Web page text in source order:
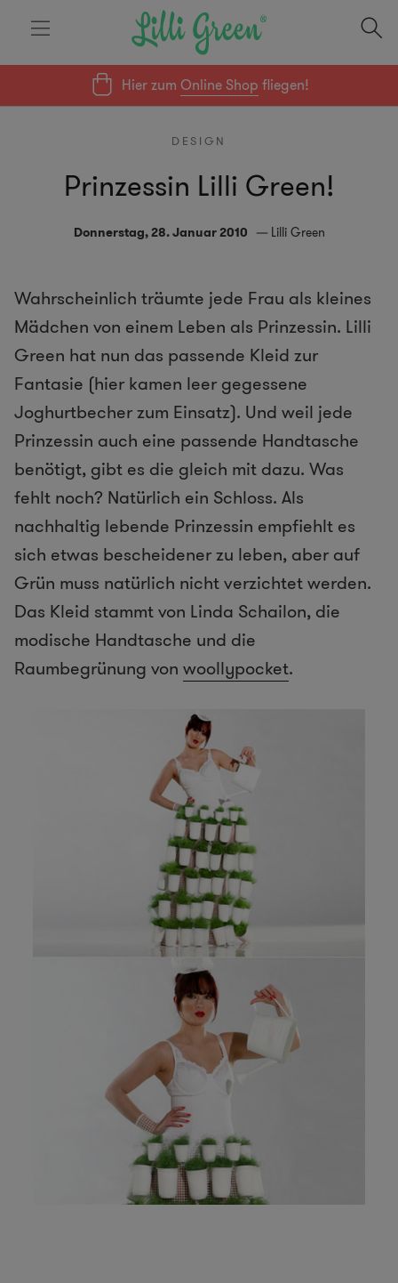
Hier zumOnline Shop fliegen!
DESIGN
Prinzessin Lilli Green!
Donnerstag, 28. Januar 2010 Lilli Green
Wahrscheinlich träumte jede Frau als kleines
Mädchen von einem Leben als Prinzessin. Lilli
Green hat nun das passende Kleid zur
Fantasie (hier kamen leer gegessene
Joghurtbecher zum Einsatz). Und weil jede
Prinzessin auch eine passende Handtasche
benötigt, gibt es die gleich mit dazu. Was
fehlt noch? Natürlich ein Schloss. Als
nachhaltig lebende Prinzessin empfiehlt es
sich etwas bescheidener zu leben, aber auf
Grün muss natürlich nicht verzichtet werden.
Das Kleid stammt von Linda Schailon, die
modische Handtasche und die
Raumbegrünung von woollypocket.